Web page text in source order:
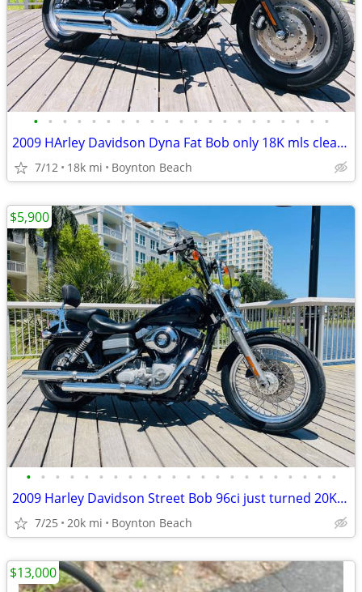
• • • • • • • • • • • • • • • • • • • • •
2009 HArley Davidson Dyna Fat Bob only 18K mls clean FINANCING
7/12 18k mi Boynton Beach
• • • • • • • • • • • • • • • • • • • • • •
2009 Harley Davidson Street Bob 96ci just turned 20K FINANCING
7/25 20k mi Boynton Beach
$5,900
$13,000